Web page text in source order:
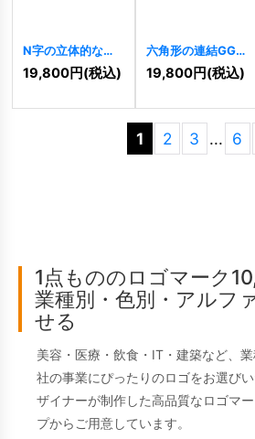
N字の立体的な連
結ロゴ[10406]
19,800円(税込)
六角形の連結GG
ロゴ[10403]
19,800円(税込)
1 2 3 ... 6
1点もののロゴマーク
業種別・色別・アルフ
せる
美容・医療・飲食・IT・建築など、
社の事業にぴったりのロゴをお選び
ザイナーが制作した高品質なロゴマ
プからご用意しています。